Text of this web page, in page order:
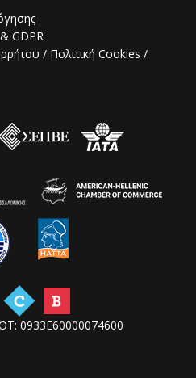
GDPR
/ Πολιτική Cookies /
0933Ε60000074600